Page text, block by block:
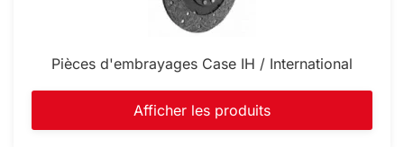
Pièces d'embrayages Case IH / International
Afficher les produits